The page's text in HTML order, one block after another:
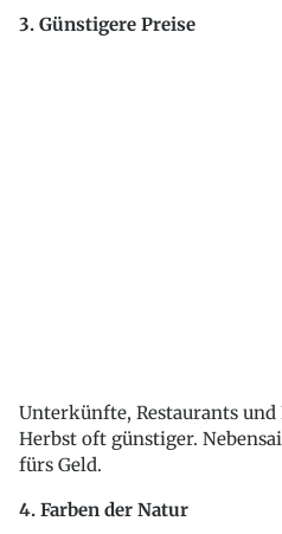
3. Günstigere Preise
Unterkünfte, Restaurants
Herbst oft günstiger.
fürs Geld.
4. Farben der Natur